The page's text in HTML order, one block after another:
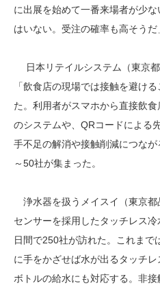
に出展を始めて一番来場者が少
はいない。受注の確率も高そうだ
日本リテイルシステム（東京
「飲食店の現場では接触を避け
た。利用者がスマホから直接飲
のシステムや、QRコードによる
手不足の解消や接触削減につな
～50社が集まった。
浄水器を扱うメイスイ（東京都
センサーを採用したタッチレス
日間で250社が訪れた。これまで
に手をかざせば水が出るタッチ
ボトルの給水にも対応する。非